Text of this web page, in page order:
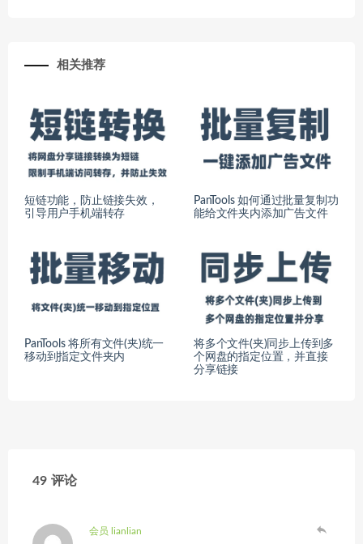
相关推荐
短链功能，防止链接失效，
引导用户手机端转存
PanTools 如何通过批量复制功
能给文件夹内添加广告文件
PanTools 将所有文件(夹)统一
移动到指定文件夹内
将多个文件(夹)同步上传到多
个网盘的指定位置，并直接
分享链接
49 评论
会员 lianlian